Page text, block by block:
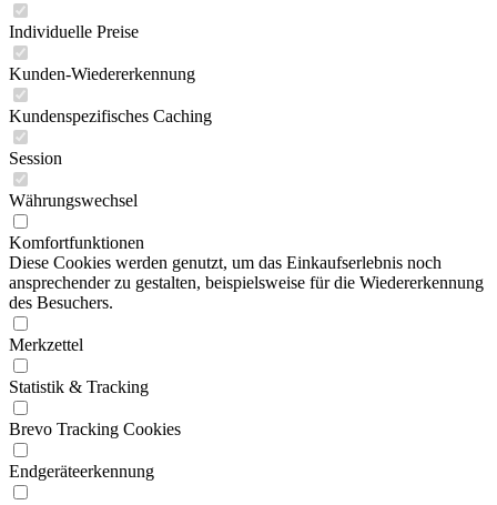
Individuelle Preise
Kunden-Wiedererkennung
Kundenspezifisches Caching
Session
Währungswechsel
Komfortfunktionen
Diese Cookies werden genutzt, um das Einkaufserlebnis noch
ansprechender zu gestalten, beispielsweise für die Wiedererkennung
des Besuchers.
Merkzettel
Statistik & Tracking
Brevo Tracking Cookies
Endgeräteerkennung